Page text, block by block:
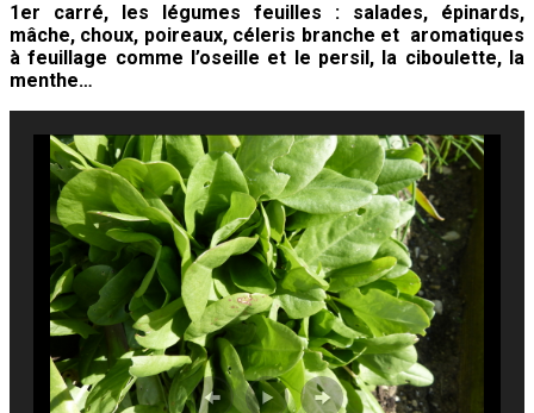
1er carré, les légumes feuilles : salades, épinards,
mâche, choux, poireaux, céleris branche et aromatiques
à feuillage comme l’oseille et le persil, la ciboulette, la
menthe…